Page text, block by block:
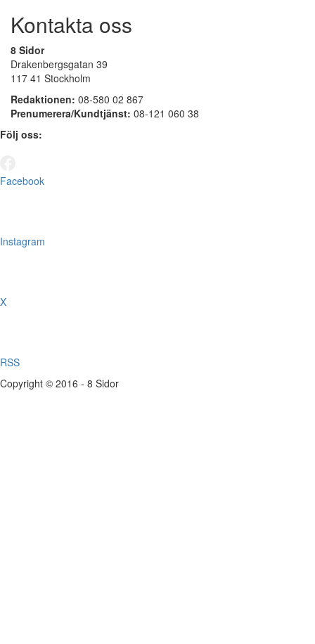
Kontakta oss
8 Sidor
Drakenbergsgatan 39
117 41 Stockholm
Redaktionen: 08-580 02 867
Prenumerera/Kundtjänst: 08-121 060 38
Följ oss:
Facebook
Instagram
X
RSS
Copyright © 2016 - 8 Sidor